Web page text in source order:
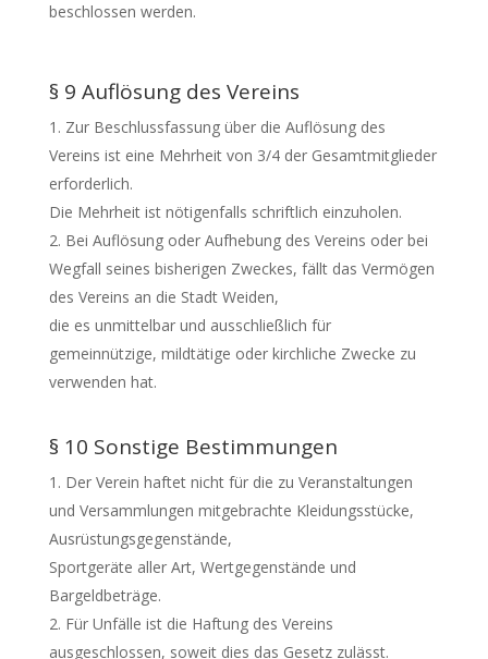
beschlossen werden.
§ 9 Auflösung des Vereins
Zur Beschlussfassung über die Auflösung des
Vereins ist eine Mehrheit von 3/4 der Gesamtmitglieder
erforderlich.
Die Mehrheit ist nötigenfalls schriftlich einzuholen.
Bei Auflösung oder Aufhebung des Vereins oder bei
Wegfall seines bisherigen Zweckes, fällt das Vermögen
des Vereins an die Stadt Weiden,
die es unmittelbar und ausschließlich für
gemeinnützige, mildtätige oder kirchliche Zwecke zu
verwenden hat.
§ 10 Sonstige Bestimmungen
Der Verein haftet nicht für die zu Veranstaltungen
und Versammlungen mitgebrachte Kleidungsstücke,
Ausrüstungsgegenstände,
Sportgeräte aller Art, Wertgegenstände und
Bargeldbeträge.
Für Unfälle ist die Haftung des Vereins
ausgeschlossen, soweit dies das Gesetz zulässt.